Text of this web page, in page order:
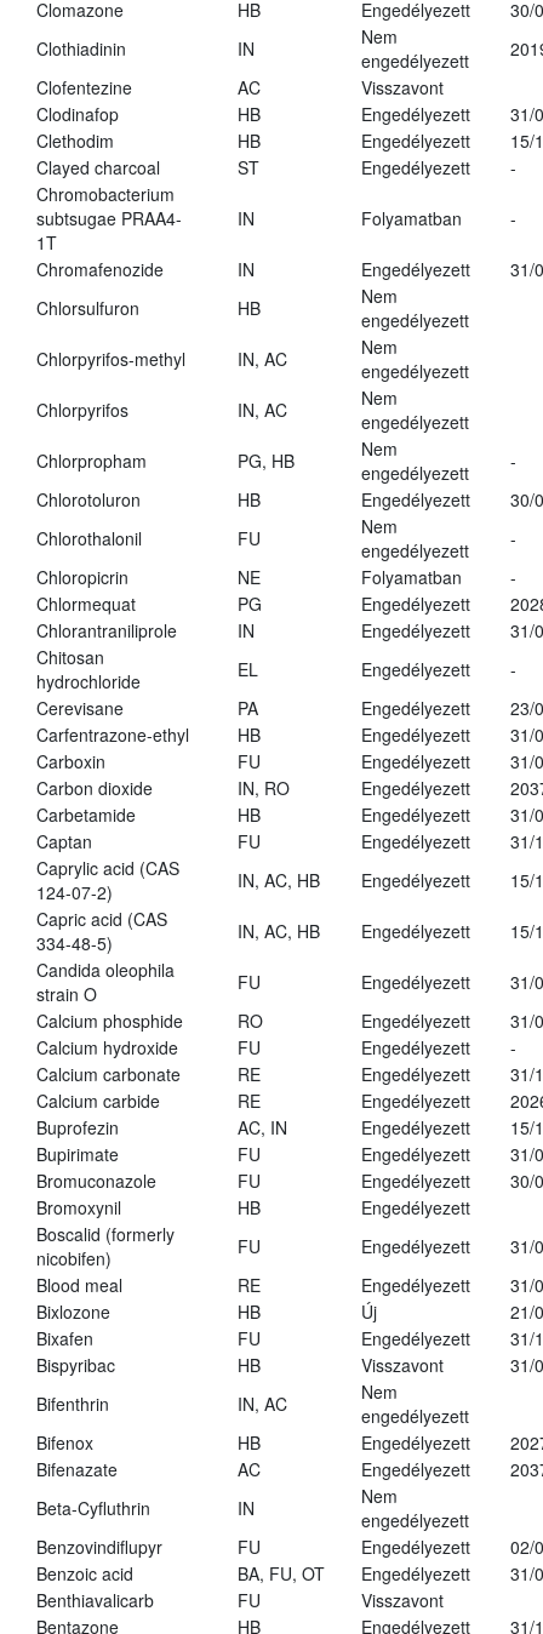
Clomazone HB Engedélyezett
30/
Clothiadinin
IN
Nem
engedélyezett
Clofentezine
AC
Visszavont
Clodinafop
HB Engedélyezett
31/
Clethodim
HB Engedélyezett
15/
Clayed charcoal
ST Engedélyezett
-
Chromobacterium
subtsugae PRAA4-
1T
IN Folyamatban -
Chromafenozide IN Engedélyezett
31/
Chlorsulfuron
HB
Nem
engedélyezett
Chlorpyrifos-methyl
IN, AC
Nem
engedélyezett
Chlorpyrifos
IN, AC
Nem
engedélyezett
Chlorpropham
PG, HB
Nem
engedélyezett
-
Chlorotoluron
HB Engedélyezett
30/
Chlorothalonil
FU
Nem
engedélyezett
-
Chloropicrin
NE Folyamatban
-
Chlormequat
PG Engedélyezett
Chlorantraniliprole
IN Engedélyezett
31/
Chitosan
hydrochloride
EL Engedélyezett
-
Cerevisane
PA Engedélyezett
23/
Carfentrazone-ethyl
HB Engedélyezett
31/
Carboxin
FU Engedélyezett
31/
Carbon dioxide
IN, RO Engedélyezett
Carbetamide
HB Engedélyezett
31/
Captan
FU Engedélyezett
31/
Caprylic acid (CAS
124-07-2)
IN, AC, HB Engedélyezett
15/
Capric acid (CAS
334-48-5)
IN, AC, HB Engedélyezett
15/
Candida oleophila
strain O
FU Engedélyezett
31/
Calcium phosphide
RO Engedélyezett
31/
Calcium hydroxide
FU Engedélyezett
-
Calcium carbonate
RE Engedélyezett
31/
Calcium carbide
RE Engedélyezett
Buprofezin
AC, IN Engedélyezett
15/
Bupirimate
FU Engedélyezett
31/
Bromuconazole
FU Engedélyezett
30/
Bromoxynil
HB
Engedélyezett
Boscalid (formerly
nicobifen)
FU Engedélyezett
31/
Blood meal
RE Engedélyezett
31/
Bixlozone
HB Új
21/
Bixafen
FU Engedélyezett
31/
Bispyribac
HB Visszavont
31/
Bifenthrin
IN, AC
Nem
engedélyezett
Bifenox
HB Engedélyezett
Bifenazate
AC Engedélyezett
Beta-Cyfluthrin
IN
Nem
engedélyezett
Benzovindiflupyr
FU Engedélyezett
02/
Benzoic acid
BA, FU, OT Engedélyezett
31/
Benthiavalicarb
FU
Visszavont
Bentazone
HB Engedélyezett 31/